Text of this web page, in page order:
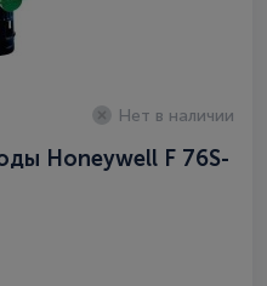
Нет в наличии
Honeywell F 76S-